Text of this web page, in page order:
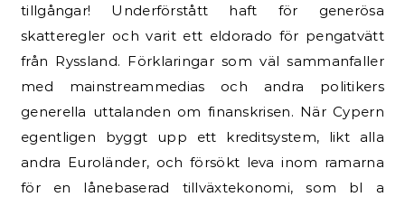
tillgångar! Underförstått haft för generösa
skatteregler och varit ett eldorado för pengatvätt
från Ryssland. Förklaringar som väl sammanfaller
med mainstreammedias och andra politikers
generella uttalanden om finanskrisen. När Cypern
egentligen byggt upp ett kreditsystem, likt alla
andra Euroländer, och försökt leva inom ramarna
för en lånebaserad tillväxtekonomi, som bl a